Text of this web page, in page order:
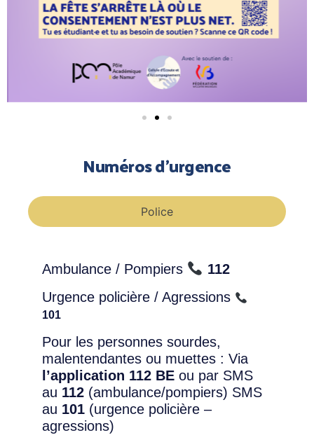
Numéros d'urgence
Police
Ambulance / Pompiers
112
Urgence policière / Agressions
101
Pour les personnes sourdes,
malentendantes ou muettes : Via
l’application 112 BE ou par SMS
au 112 (ambulance/pompiers) SMS
au 101 (urgence policière –
agressions)